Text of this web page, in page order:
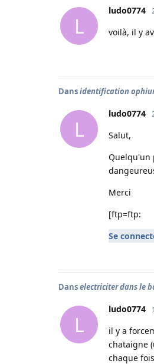
L
ludo0774
voilà, il y
Dansidentification
L
ludo0774
Salut,
Quelqu'un
Merci
[ftp=ftp:
Se
Danselectriciter dans le
L
ludo0774
il y a
chataigne
chaque